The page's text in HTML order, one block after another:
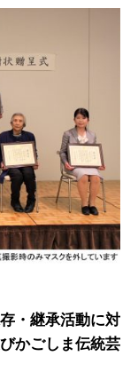
・継承活動に対
かごしま伝統芸